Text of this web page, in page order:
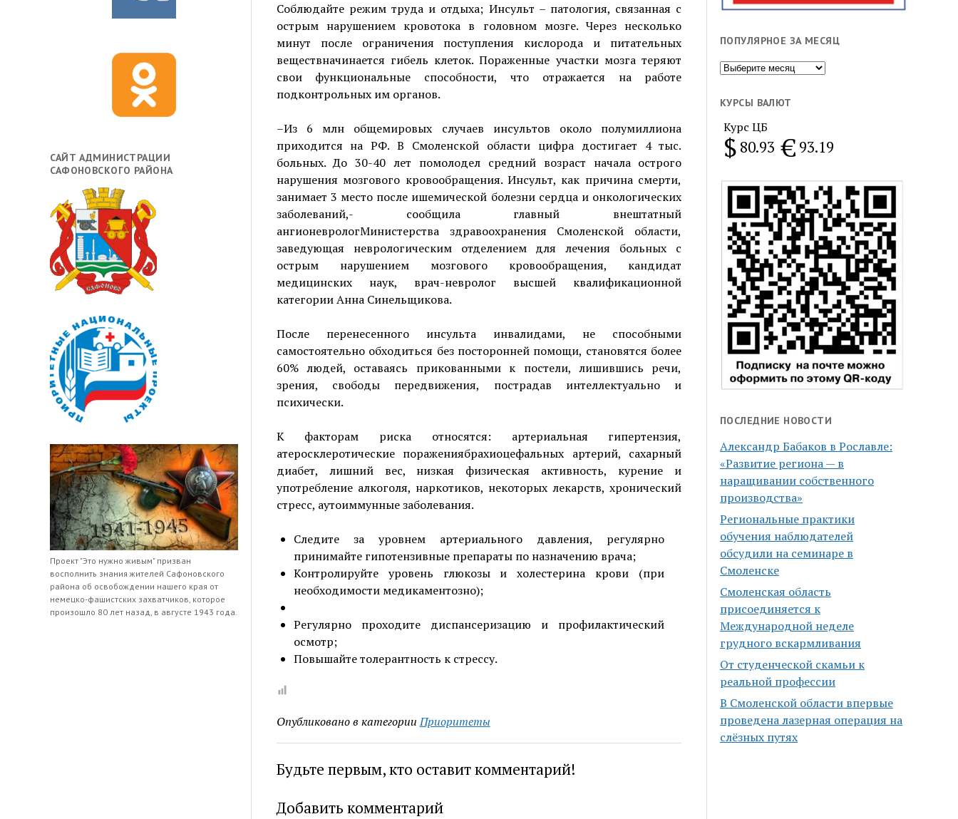
САЙТ АДМИНИСТРАЦИИ
САФОНОВСКОГО РАЙОНА
Проект "Это нужно живым" призван
восполнить знания жителей Сафоновского
района об освобождении нашего края от
немецко-фашистских захватчиков, которое
произошло 80 лет назад, в августе 1943 года.
Соблюдайте режим труда и отдыха; Инсульт – патология, связанная с
острым нарушением кровотока в головном мозге. Через несколько
минут после ограничения поступления кислорода и питательных
веществначинается гибель клеток. Пораженные участки мозга теряют
свои функциональные способности, что отражается на работе
подконтрольных им органов.
–Из 6 млн общемировых случаев инсультов около полумиллиона
приходится на РФ. В Смоленской области цифра достигает 4 тыс.
больных. До 30-40 лет помолодел средний возраст начала острого
нарушения мозгового кровообращения. Инсульт, как причина смерти,
занимает 3 место после ишемической болезни сердца и онкологических
заболеваний,- сообщила главный внештатный
ангионеврологМинистерства здравоохранения Смоленской области,
заведующая неврологическим отделением для лечения больных с
острым нарушением мозгового кровообращения, кандидат
медицинских наук, врач-невролог высшей квалификационной
категории Анна Синельщикова.
После перенесенного инсульта инвалидами, не способными
самостоятельно обходиться без посторонней помощи, становятся более
60% людей, оставаясь прикованными к постели, лишившись речи,
зрения, свободы передвижения, пострадав интеллектуально и
психически.
К факторам риска относятся: артериальная гипертензия,
атеросклеротические поражениябрахиоцефальных артерий, сахарный
диабет, лишний вес, низкая физическая активность, курение и
употребление алкоголя, наркотиков, некоторых лекарств, хронический
стресс, аутоиммунные заболевания.
Следите за уровнем артериального давления, регулярно
принимайте гипотензивные препараты по назначению врача;
Контролируйте уровень глюкозы и холестерина крови (при
необходимости медикаментозно);
Регулярно проходите диспансеризацию и профилактический
осмотр;
Повышайте толерантность к стрессу.
Опубликовано в категории Приоритеты
Будьте первым, кто оставит комментарий!
Добавить комментарий
ПОПУЛЯРНОЕ ЗА МЕСЯЦ
Популярное
месяц
КУРСЫ ВАЛЮТ
Курс ЦБ
$ 80.93 € 93.19
ПОСЛЕДНИЕ НОВОСТИ
Александр Бабаков в Рославле:
«Развитие региона — в
наращивании собственного
производства»
Региональные практики
обучения наблюдателей
обсудили на семинаре в
Смоленске
Смоленская область
присоединяется к
Международной неделе
грудного вскармливания
От студенческой скамьи к
реальной профессии
В Смоленской области впервые
проведена лазерная операция на
слёзных путях